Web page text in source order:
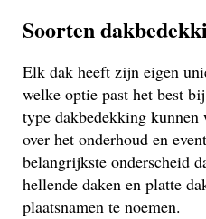
Soorten
Elk dak heeft zijn eigen
welke optie past het best
type dakbedekking kunnen
over het onderhoud en
belangrijkste onderscheid
hellende daken en platte
plaatsnamen te noemen.